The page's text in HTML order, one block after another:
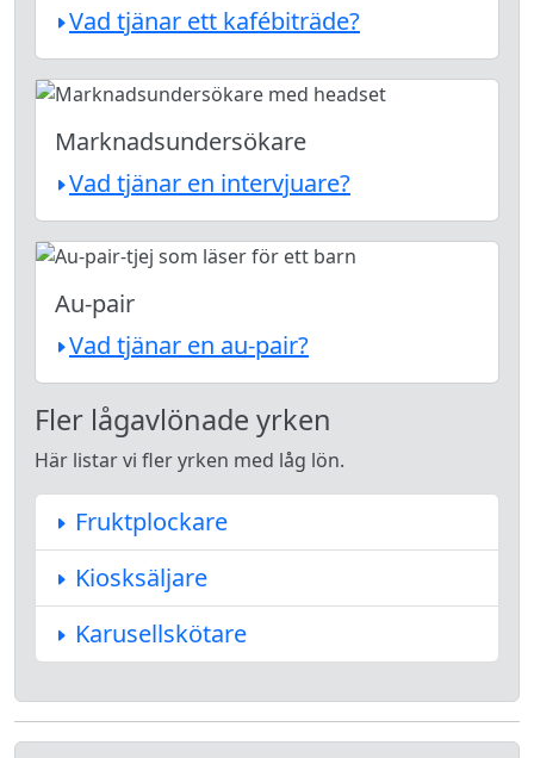
Vad tjänar ett kafébiträde?
Marknadsundersökare
Vad tjänar en intervjuare?
Au-pair
Vad tjänar en au-pair?
Fler lågavlönade yrken
Här listar vi fler yrken med låg lön.
Fruktplockare
Kiosksäljare
Karusellskötare